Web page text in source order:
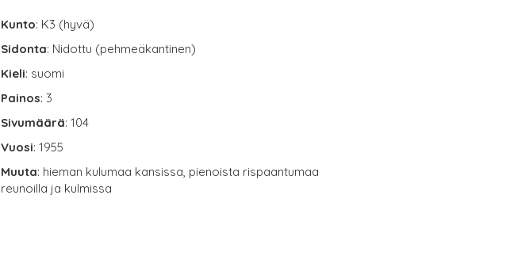
Kunto: K3 (hyvä)
Sidonta: Nidottu (pehmeäkantinen)
Kieli: suomi
Painos: 3
Sivumäärä: 104
Vuosi: 1955
Muuta: hieman kulumaa kansissa, pienoista rispaantumaa
reunoilla ja kulmissa